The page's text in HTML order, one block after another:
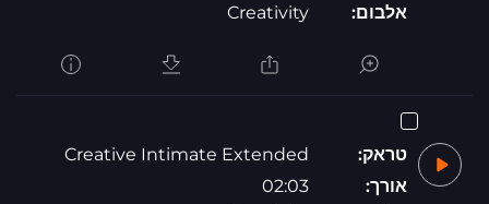
אלבום:
Creativity
טראק:
Creative Intimate Extended
אורך:
02:03